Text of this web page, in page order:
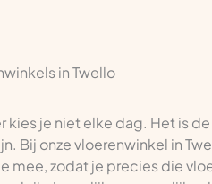
in Twello
kies je niet elke dag. Het is
Bij onze vloerenwinkel in
mee, zodat je precies die